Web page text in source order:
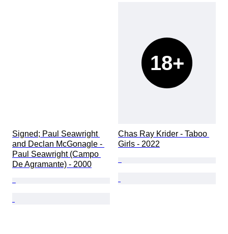
Signed; Paul Seawright
and Declan McGonagle -
Paul Seawright (Campo
De Agramante) - 2000
18+
Chas Ray Krider - Taboo
Girls - 2022